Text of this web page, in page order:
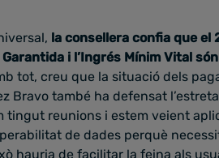
la consellera confia que el
i l’Ingrés Mínim Vital
tot, creu que la situació dels
Bravo també ha defensat
tingut reunions i estem veient
de dades perquè
hauria de facilitar la feina als